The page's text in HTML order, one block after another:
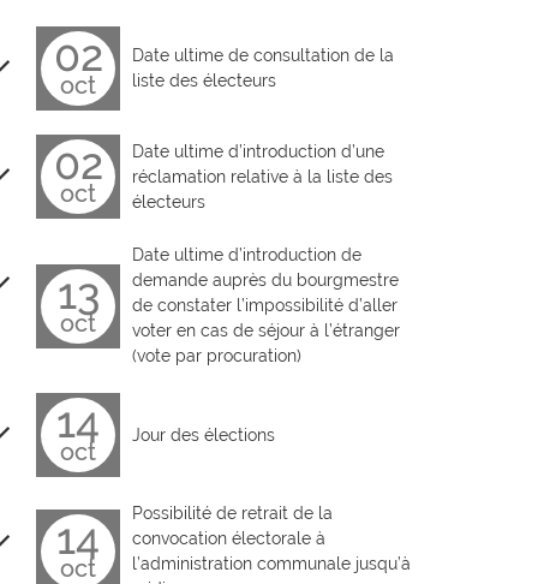
02
oct
Date ultime de consultation de la
liste des électeurs
02
oct
Date ultime d’introduction d’une
réclamation relative à la liste des
électeurs
13
oct
Date ultime d’introduction de
demande auprès du bourgmestre
de constater l’impossibilité d’aller
voter en cas de séjour à l’étranger
(vote par procuration)
14
oct
Jour des élections
14
oct
Possibilité de retrait de la
convocation électorale à
l’administration communale jusqu’à